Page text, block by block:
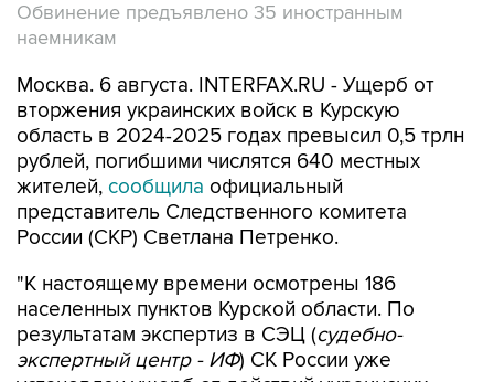
Обвинение предъявлено 35 иностранным
наемникам
Москва. 6 августа. INTERFAX.RU - Ущерб от
вторжения украинских войск в Курскую
область в 2024-2025 годах превысил 0,5 трлн
рублей, погибшими числятся 640 местных
жителей, сообщила официальный
представитель Следственного комитета
России (СКР) Светлана Петренко.
"К настоящему времени осмотрены 186
населенных пунктов Курской области. По
результатам экспертиз в СЭЦ (судебно-
экспертный центр - ИФ) СК России уже